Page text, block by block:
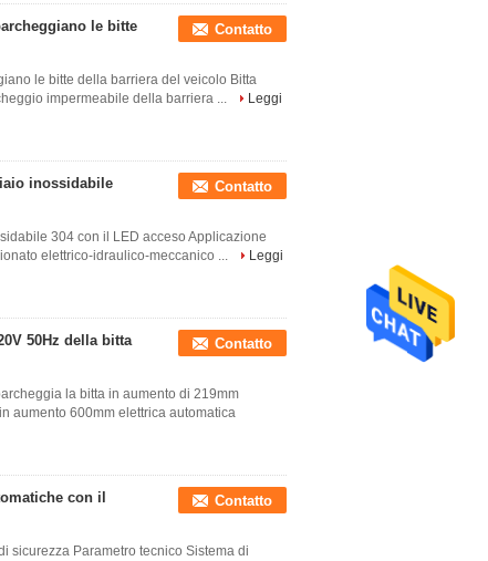
le bitte
Contatto
le bitte della barriera del veicolo Bitta
impermeabile della barriera ...
Leggi
inossidabile
Contatto
304 con il LED acceso Applicazione
elettrico-idraulico-meccanico ...
Leggi
50Hz della bitta
Contatto
la bitta in aumento di 219mm
aumento 600mm elettrica automatica
con il
Contatto
sicurezza Parametro tecnico Sistema di